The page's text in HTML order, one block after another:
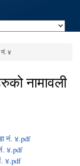
नं. ४
नामावली
नं. ४.pdf
४.pdf
४.pdf